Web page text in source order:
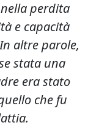
perdita
e capacità
altre parole,
stata una
era stato
che fu